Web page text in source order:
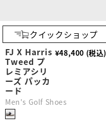
クイックショップ
FJ X Harris
Tweed プ
レミアシリ
ーズ パッカ
ード
Men's Golf Shoes
¥48,400 (税込)